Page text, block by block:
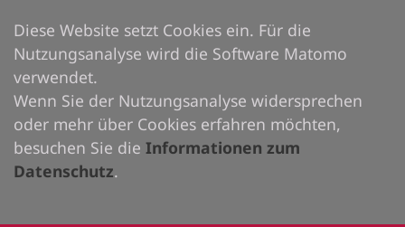
Diese Website setzt Cookies ein. Für die
Nutzungsanalyse wird die Software Matomo
verwendet.
Wenn Sie der Nutzungsanalyse widersprechen
oder mehr über Cookies erfahren möchten,
besuchen Sie die Informationen zum
Datenschutz.